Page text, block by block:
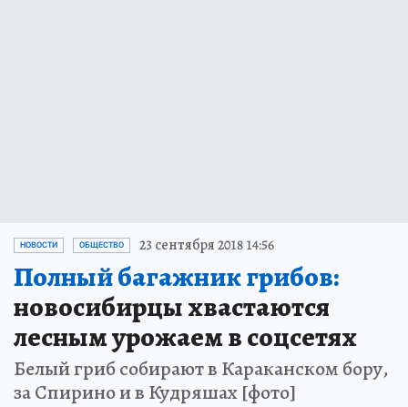
НОВОСТИ ОБЩЕСТВО 23 сентября 2018 14:56
Полный багажник грибов:
новосибирцы хвастаются
лесным урожаем в соцсетях
Белый гриб собирают в Караканском бору,
за Спирино и в Кудряшах [фото]